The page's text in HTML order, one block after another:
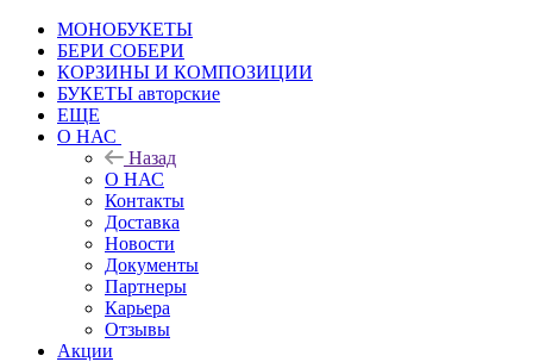
МОНОБУКЕТЫ
БЕРИ СОБЕРИ
КОРЗИНЫ И КОМПОЗИЦИИ
БУКЕТЫ авторские
ЕЩЕ
О НАС
Назад
О НАС
Контакты
Доставка
Новости
Документы
Партнеры
Карьера
Отзывы
Акции